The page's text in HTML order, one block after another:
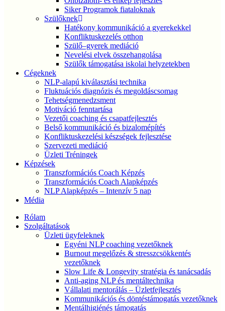
Siker Programok fiataloknak
Szülőknek
Hatékony kommunikáció a gyerekekkel
Konfliktuskezelés otthon
Szülő–gyerek mediáció
Nevelési elvek összehangolása
Szülők támogatása iskolai helyzetekben
Cégeknek
NLP-alapú kiválasztási technika
Fluktuációs diagnózis és megoldáscsomag
Tehetségmenedzsment
Motiváció fenntartása
Vezetői coaching és csapatfejlesztés
Belső kommunikáció és bizalomépítés
Konfliktuskezelési készségek fejlesztése
Szervezeti mediáció
Üzleti Tréningek
Képzések
Transzformációs Coach Képzés
Transzformációs Coach Alapképzés
NLP Alapképzés – Intenzív 5 nap
Média
Rólam
Szolgáltatások
Üzleti ügyfeleknek
Egyéni NLP coaching vezetőknek
Burnout megelőzés & stresszcsökkentés
vezetőknek
Slow Life & Longevity stratégia és tanácsadás
Anti-aging NLP és mentáltechnika
Vállalati mentorálás – Üzletfejlesztés
Kommunikációs és döntéstámogatás vezetőknek
Mentálhigiénés támogatás